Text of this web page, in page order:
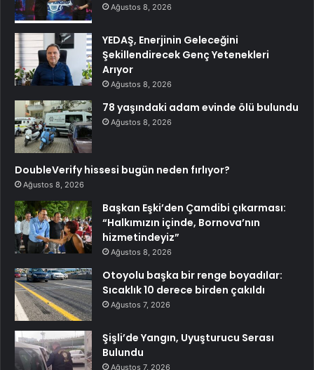
Ağustos 8, 2026
YEDAŞ, Enerjinin Geleceğini
Şekillendirecek Genç Yetenekleri
Arıyor
Ağustos 8, 2026
78 yaşındaki adam evinde ölü bulundu
Ağustos 8, 2026
DoubleVerify hissesi bugün neden fırlıyor?
Ağustos 8, 2026
Başkan Eşki’den Çamdibi çıkarması:
“Halkımızın içinde, Bornova’nın
hizmetindeyiz”
Ağustos 8, 2026
Otoyolu başka bir renge boyadılar:
Sıcaklık 10 derece birden çakıldı
Ağustos 7, 2026
Şişli’de Yangın, Uyuşturucu Serası
Bulundu
Ağustos 7, 2026